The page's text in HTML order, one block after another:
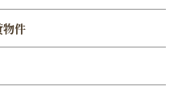
物件